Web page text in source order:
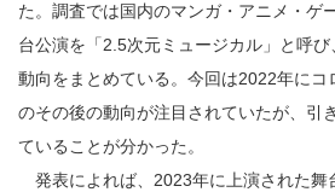
た。調査では国内のマンガ・アニメ・ゲ
台公演を「2.5次元ミュージカル」と呼
動向をまとめている。今回は2022年にコ
のその後の動向が注目されていたが、引
ていることが分かった。
発表によれば、2023年に上演された舞